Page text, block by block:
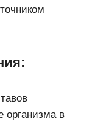
организма в